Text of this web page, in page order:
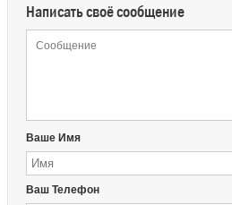
Написать своё сообщение
Ваше Имя
Ваш Телефон